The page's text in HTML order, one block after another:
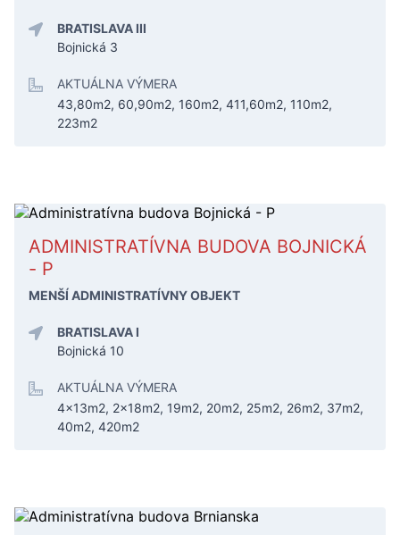
BRATISLAVA III
Bojnická 3
AKTUÁLNA VÝMERA
43,80m2, 60,90m2, 160m2, 411,60m2, 110m2,
223m2
ADMINISTRATÍVNA BUDOVA BOJNICKÁ
- P
MENŠÍ ADMINISTRATÍVNY OBJEKT
BRATISLAVA I
Bojnická 10
AKTUÁLNA VÝMERA
4x13m2, 2x18m2, 19m2, 20m2, 25m2, 26m2, 37m2,
40m2, 420m2